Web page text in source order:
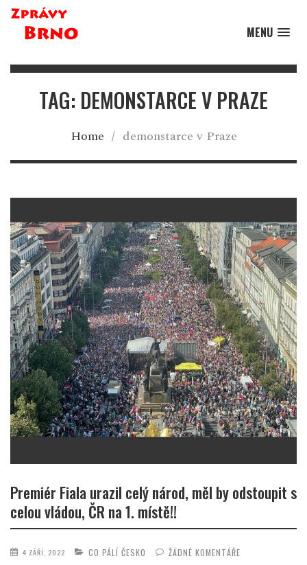
MENU
TAG: DEMONSTARCE V PRAZE
Home / demonstarce v Praze
Premiér Fiala urazil celý národ, měl by odstoupit s
celou vládou, ČR na 1. místě!!
4 ZÁŘÍ, 2022 CO PÁLÍ ČESKO ŽÁDNÉ KOMENTÁŘE